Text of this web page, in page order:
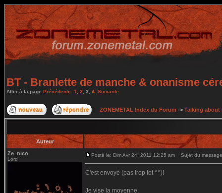
BT - Branlette de manche & onanisme
Aller à la page Précédente 1 2 3 4 Suivante
ZONEMETAL Index du Forum -> Talking about
Auteur
Ze_nico
Lord
Posté le: Dim Avr 24, 2011 12:25 am Sujet du
C'est envoyé (pas trop tot ^^)!
Je vise la moyenne.